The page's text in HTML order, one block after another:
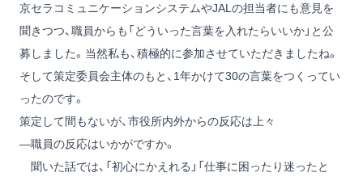
京セラコミュニケーションシステムやJALの担当者にも意見を
聞きつつ、職員からも「どういった言葉を入れたらいいか」と公
募しました。当然私も、積極的に参加させていただきましたね。
そして策定委員会主体のもと、1年かけて30の言葉をつくってい
ったのです。
策定して間もないが、市役所内外からの反応は上々
―職員の反応はいかがですか。
聞いた話では、「初心にかえれる」「仕事に困ったり迷ったと